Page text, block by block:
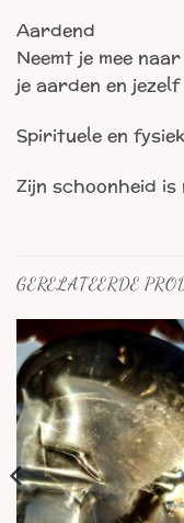
Aardend
Neemt je mee
je aarden en
Spirituele en
Zijn schoonheid
GERELATEERDE